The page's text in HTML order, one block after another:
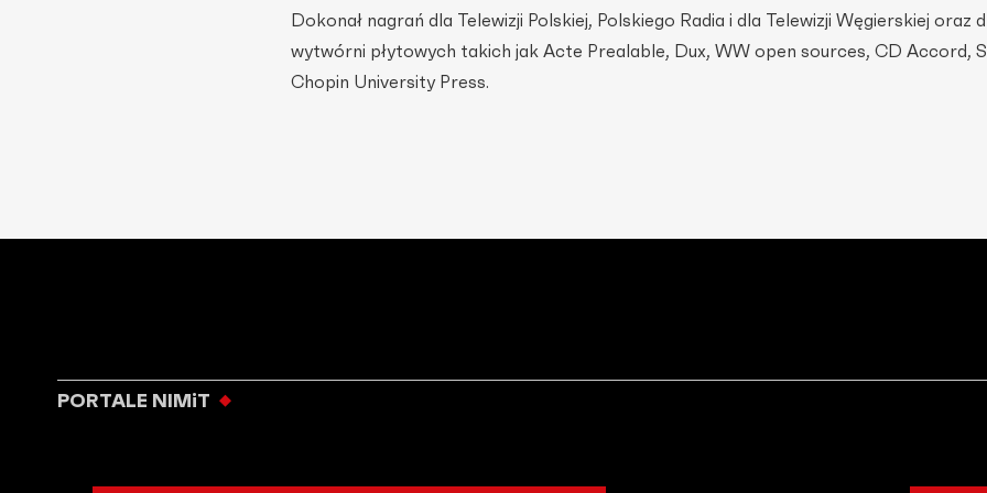
Dokonał nagrań dla Telewizji Polskiej, Polskiego Radia i dla Telewizji Węgierskiej oraz
wytwórni płytowych takich jak Acte Prealable, Dux, WW open sources, CD Accord,
Chopin University Press.
PORTALE NIMiT